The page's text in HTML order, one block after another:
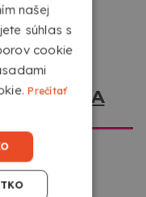
USA
zariadenia s
políčko „Vyberte
našej
súhlas s
cookie
Prečítať